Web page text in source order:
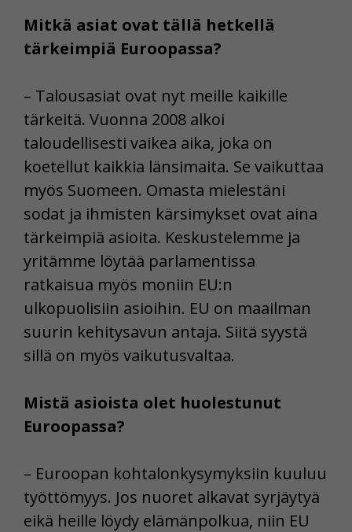
Mitkä asiat ovat tällä hetkellä
tärkeimpiä Euroopassa?
– Talousasiat ovat nyt meille kaikille
tärkeitä. Vuonna 2008 alkoi
taloudellisesti vaikea aika, joka on
koetellut kaikkia länsimaita. Se vaikuttaa
myös Suomeen. Omasta mielestäni
sodat ja ihmisten kärsimykset ovat aina
tärkeimpiä asioita. Keskustelemme ja
yritämme löytää parlamentissa
ratkaisua myös moniin EU:n
ulkopuolisiin asioihin. EU on maailman
suurin kehitysavun antaja. Siitä syystä
sillä on myös vaikutusvaltaa.
Mistä asioista olet huolestunut
Euroopassa?
– Euroopan kohtalonkysymyksiin kuuluu
työttömyys. Jos nuoret alkavat syrjäytyä
eikä heille löydy elämänpolkua, niin EU